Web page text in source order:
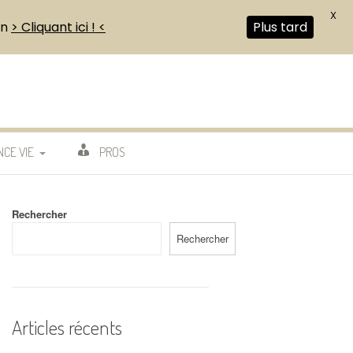
VIE PROS
Rechercher
Rechercher
Articles récents
> Cliquant ici ! < Plus tard
X